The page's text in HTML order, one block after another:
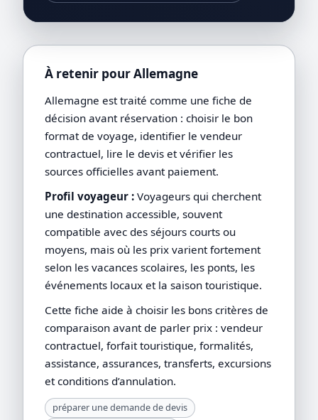
À retenir pour Allemagne
Allemagne est traité comme une fiche de
décision avant réservation : choisir le bon
format de voyage, identifier le vendeur
contractuel, lire le devis et vérifier les
sources officielles avant paiement.
Profil voyageur : Voyageurs qui cherchent
une destination accessible, souvent
compatible avec des séjours courts ou
moyens, mais où les prix varient fortement
selon les vacances scolaires, les ponts, les
événements locaux et la saison touristique.
Cette fiche aide à choisir les bons critères de
comparaison avant de parler prix : vendeur
contractuel, forfait touristique, formalités,
assistance, assurances, transferts, excursions
et conditions d’annulation.
préparer une demande de devis